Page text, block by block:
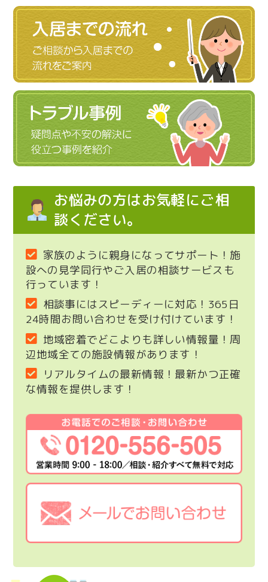
お悩みの方はお気軽にご相
談ください。
家族のように親身になってサポート！施
設への見学同行やご入居の相談サービスも
行っています！
相談事にはスピーディーに対応！365日
24時間お問い合わせを受け付けています！
地域密着でどこよりも詳しい情報量！周
辺地域全ての施設情報があります！
リアルタイムの最新情報！最新かつ正確
な情報を提供します！